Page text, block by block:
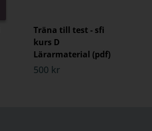
Träna till test - sfi
kurs D
Lärarmaterial (pdf)
500 kr